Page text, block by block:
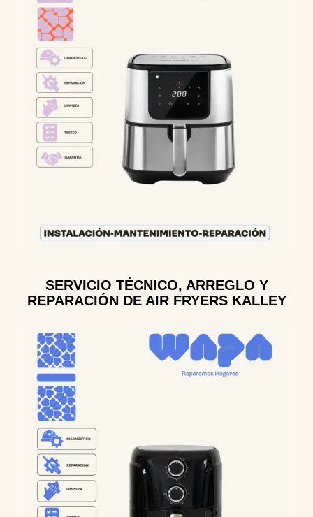
SERVICIO TÉCNICO, ARREGLO Y
REPARACIÓN DE AIR FRYERS KALLEY